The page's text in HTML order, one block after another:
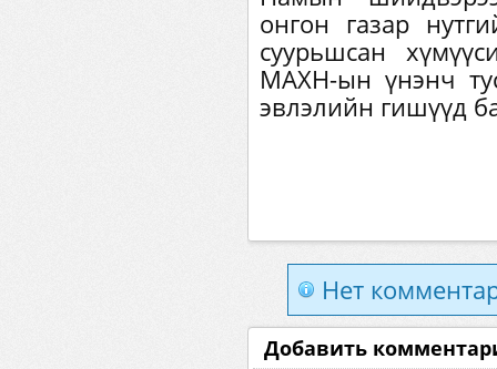
онгон газар
суурьшсан
МАХН-ын үнэнч
эвлэлийн гишүүд
Нет
Добавить